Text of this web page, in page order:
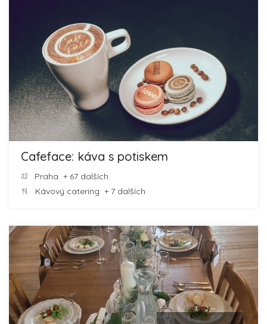
Cafeface: káva s potiskem
Praha + 67 dalších
Kávový catering + 7 dalších